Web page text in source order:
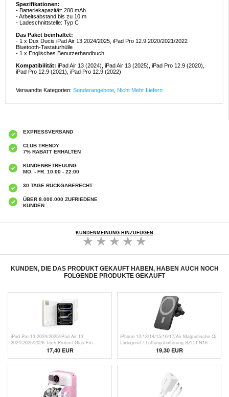
Spezifikationen:
- Batteriekapazität: 200 mAh
- Arbeitsabstand bis zu 10 m
- Ladeschnittstelle: Typ C
Das Paket beinhaltet:
- 1 x Dux Ducis iPad Air 13 2024/2025, iPad Pro 12.9 2020/2021/2022
Bluetooth-Tastaturhülle
- 1 x Englisches Benutzerhandbuch
Kompatibilität: iPad Air 13 (2024), iPad Air 13 (2025), iPad Pro 12.9 (2020),
iPad Pro 12.9 (2021), iPad Pro 12.9 (2022)
Verwandte Kategorien: Sonderangebote Nicht Mehr Liefern
EXPRESSVERSAND
CLUB TRENDY
7% RABATT ERHALTEN
KUNDENBETREUUNG
MO. - FR. 10:00 - 22:00
30 TAGE RÜCKGABERECHT
ÜBER 8.000.000 ZUFRIEDENE
KUNDEN
KUNDENMEINUNG HINZUFÜGEN
KUNDEN, DIE DAS PRODUKT GEKAUFT HABEN, HABEN AUCH NOCH
FOLGENDE PRODUKTE GEKAUFT
iPad Pro 13 2024/2025/iPad Air 13
2024/2025/2026 Tech-Protect Glas Fit+
Panzerglas - 2 Stk. - Durchsichtig
17,40EUR
iPhone 12/13/14/15/16/17/Air Magnetische Qi
Ladegerät / Lüftungshalterung SZDJ N16 -
19,30 EUR